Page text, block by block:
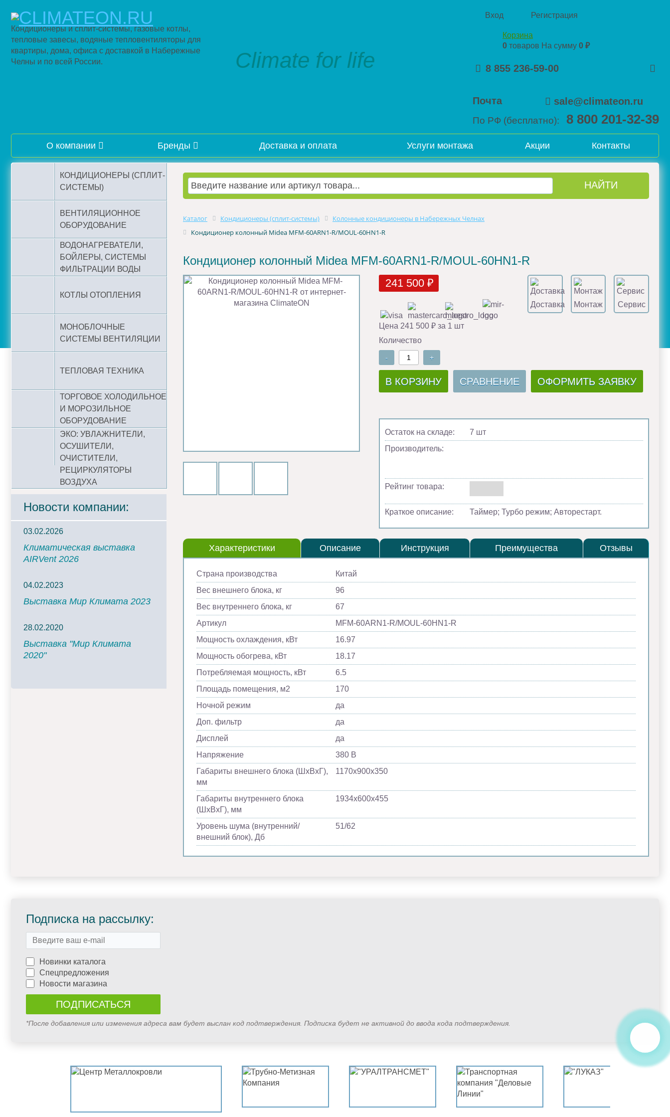
Кондиционеры и сплит-системы, газовые котлы,
тепловые завесы, водяные тепловентиляторы для
квартиры, дома, офиса с доставкой в Набережные
Челны и по всей России.
Climate for life
Вход Регистрация
Корзина
0 товаров На сумму 0 ₽
8 855 236-59-00
Почта sale@climateon.ru
По РФ (бесплатно): 8 800 201-32-39
О компании Бренды Доставка и оплата Услуги монтажа Акции Контакты
КОНДИЦИОНЕРЫ (СПЛИТ-
СИСТЕМЫ)
ВЕНТИЛЯЦИОННОЕ
ОБОРУДОВАНИЕ
ВОДОНАГРЕВАТЕЛИ,
БОЙЛЕРЫ, СИСТЕМЫ
ФИЛЬТРАЦИИ ВОДЫ
КОТЛЫ ОТОПЛЕНИЯ
МОНОБЛОЧНЫЕ
СИСТЕМЫ ВЕНТИЛЯЦИИ
ТЕПЛОВАЯ ТЕХНИКА
ТОРГОВОЕ ХОЛОДИЛЬНОЕ
И МОРОЗИЛЬНОЕ
ОБОРУДОВАНИЕ
ЭКО: УВЛАЖНИТЕЛИ,
ОСУШИТЕЛИ,
ОЧИСТИТЕЛИ,
РЕЦИРКУЛЯТОРЫ
ВОЗДУХА
Новости компании:
03.02.2026
Климатическая выставка
AIRVent 2026
04.02.2023
Выставка Мир Климата 2023
28.02.2020
Выставка "Мир Климата
2020"
Каталог Кондиционеры (сплит-системы)
Колонные кондиционеры в Набережных Челнах
Кондиционер колонный Midea MFM-60ARN1-R/MOUL-60HN1-R
Кондиционер колонный Midea MFM-60ARN1-R/MOUL-60HN1-R
241 500 ₽
Доставка Монтаж Сервис
Цена 241 500 ₽ за 1 шт
Количество
- +
В КОРЗИНУ СРАВНЕНИЕ ОФОРМИТЬ ЗАЯВКУ
Остаток на складе:
7 шт
Производитель:
Рейтинг товара:
Краткое описание: Таймер; Турбо режим; Авторестарт.
Характеристики Описание Инструкция Преимущества Отзывы
Страна производства
Китай
Вес внешнего блока, кг
96
Вес внутреннего блока, кг
67
Артикул
MFM-60ARN1-R/MOUL-60HN1-R
Мощность охлаждения, кВт
16.97
Мощность обогрева, кВт
18.17
Потребляемая мощность, кВт
6.5
Площадь помещения, м2
170
Ночной режим
да
Доп. фильтр
да
Дисплей
да
Напряжение
380 В
Габариты внешнего блока (ШхВхГ),
мм
1170х900х350
Габариты внутреннего блока
(ШхВхГ), мм
1934х600х455
Уровень шума (внутренний/
внешний блок), Дб
51/62
Подписка на рассылку:
Новинки каталога
Спецпредложения
Новости магазина
*После добавления или изменения адреса вам будет выслан код подтверждения. Подписка будет не активной до ввода кода подтверждения.